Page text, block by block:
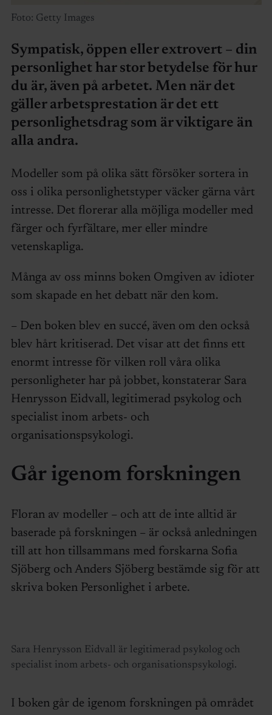
Foto: Getty Images
Sympatisk, öppen eller extrovert – din
personlighet har stor betydelse för hur
du är, även på arbetet. Men när det
gäller arbetsprestation är det ett
personlighetsdrag som är viktigare än
alla andra.
Modeller som på olika sätt försöker sortera in
oss i olika personlighetstyper väcker gärna vårt
intresse. Det florerar alla möjliga modeller med
färger och fyrfältare, mer eller mindre
vetenskapliga.
Många av oss minns boken Omgiven av idioter
som skapade en het debatt när den kom.
– Den boken blev en succé, även om den också
blev hårt kritiserad. Det visar att det finns ett
enormt intresse för vilken roll våra olika
personligheter har på jobbet, konstaterar Sara
Henrysson Eidvall, legitimerad psykolog och
specialist inom arbets- och
organisationspsykologi.
Går igenom forskningen
Floran av modeller – och att de inte alltid är
baserade på forskningen – är också anledningen
till att hon tillsammans med forskarna Sofia
Sjöberg och Anders Sjöberg bestämde sig för att
skriva boken Personlighet i arbete.
Sara Henrysson Eidvall är legitimerad psykolog och
specialist inom arbets- och organisationspsykologi.
I boken går de igenom forskningen på området